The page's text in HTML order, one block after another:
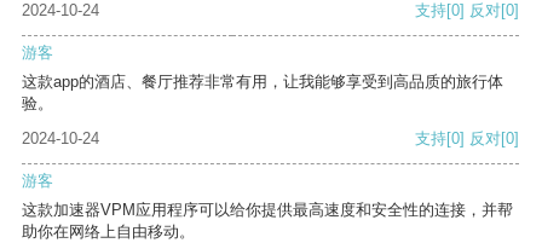
2024-10-24 支持[0] 反对[0]
游客
这款app的酒店、餐厅推荐非常有用，让我能够享受到高品质的旅行体
验。
2024-10-24
支持[0] 反对[0]
游客
这款加速器VPM应用程序可以给你提供最高速度和安全性的连接，并帮
助你在网络上自由移动。